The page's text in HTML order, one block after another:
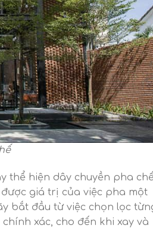
thể hiện dây chuyền pha chế
giá trị của việc pha một
bắt đầu từ việc chọn lọc
xác, cho đến khi xay và